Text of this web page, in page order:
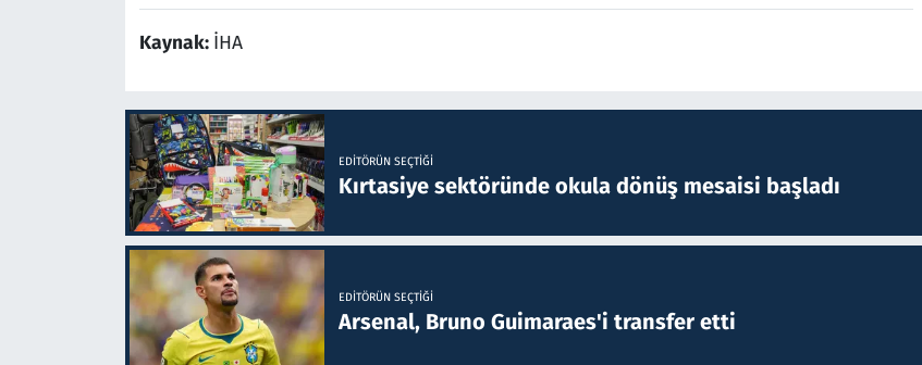
Kaynak: İHA
EDITÖRÜN SEÇTIĞI
Kırtasiye sektöründe okula dönüş mesaisi başladı
EDITÖRÜN SEÇTIĞI
Arsenal, Bruno Guimaraes'i transfer etti